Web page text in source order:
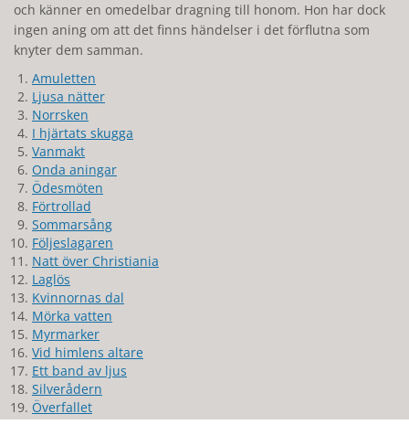
och känner en omedelbar dragning till honom. Hon har dock
ingen aning om att det finns händelser i det förflutna som
knyter dem samman.
Amuletten
Ljusa nätter
Norrsken
I hjärtats skugga
Vanmakt
Onda aningar
Ödesmöten
Förtrollad
Sommarsång
Följeslagaren
Natt över Christiania
Laglös
Kvinnornas dal
Mörka vatten
Myrmarker
Vid himlens altare
Ett band av ljus
Silverådern
Överfallet
Svart måne